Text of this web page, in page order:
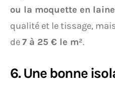
ou la moquette en laine
qualité et le tissage,
de7 à 25 € le m².
6. Une bonne